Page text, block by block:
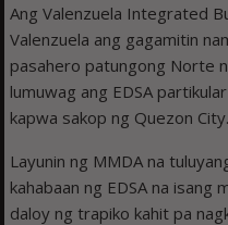
Ang Valenzuela Integrated
Valenzuela ang gagamitin
pasahero patungong Norte
lumuwag ang EDSA
kapwa sakop ng Quezon City.
Layunin ng MMDA na
kahabaan ng EDSA na isang
daloy ng trapiko kahit pa